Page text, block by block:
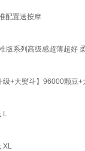
配置送按摩
系列高级感超薄超好
+大熨斗】96000颗豆
L
XL